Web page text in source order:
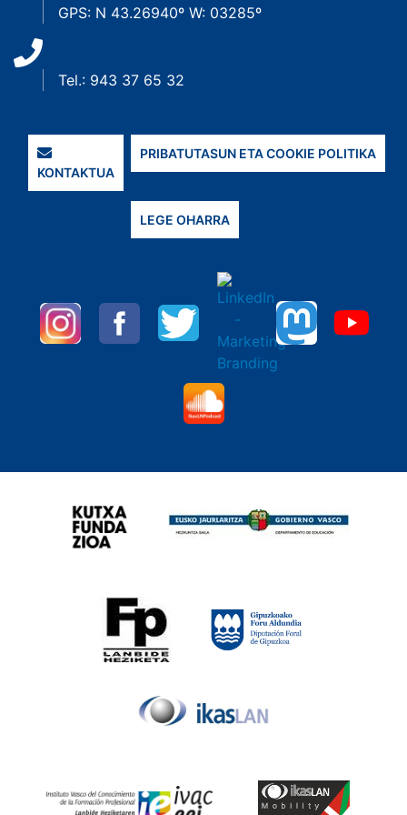
GPS: N 43.26940º W: 03285º
Tel.: 943 37 65 32
KONTAKTUA
PRIBATUTASUN ETA COOKIE POLITIKA
LEGE OHARRA